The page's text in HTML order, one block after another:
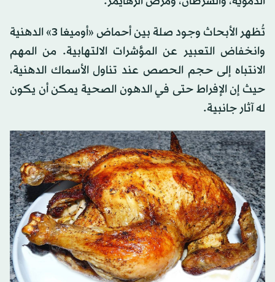
تُظهر الأبحاث وجود صلة بين أحماض «أوميغا 3» الدهنية
وانخفاض التعبير عن المؤشرات الالتهابية. من المهم
الانتباه إلى حجم الحصص عند تناول الأسماك الدهنية،
حيث إن الإفراط حتى في الدهون الصحية يمكن أن يكون
له آثار جانبية.